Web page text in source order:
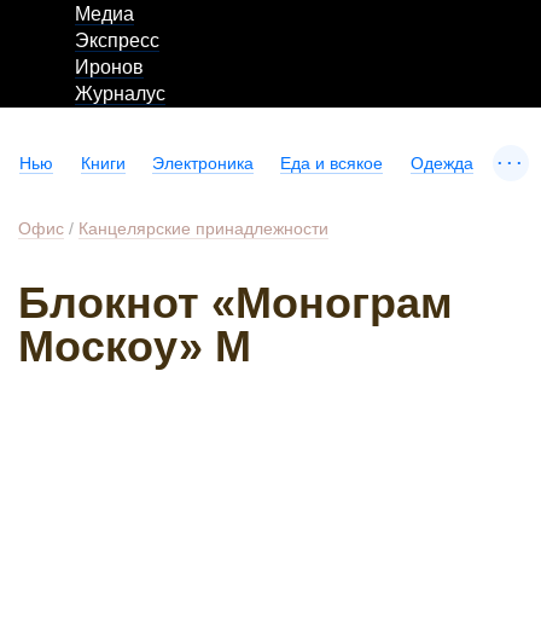
Медиа
Экспресс
Иронов
Журналус
Нью Книги Электроника Еда и всякое Одежда ...
Офис / Канцелярские принадлежности
Блокнот «Монограм
Москоу» М